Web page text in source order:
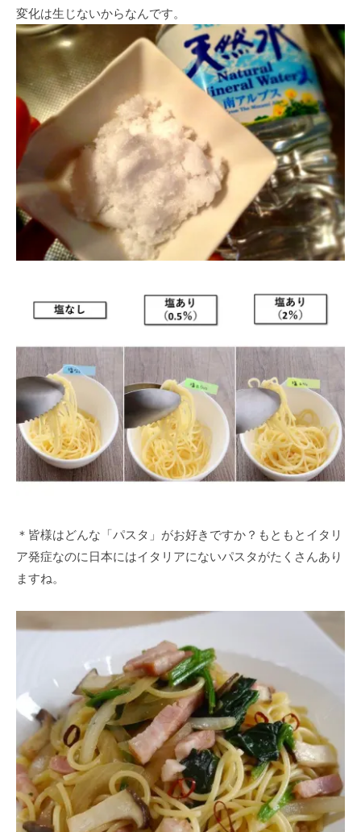
変化は生じないからなんです。
＊皆様はどんな「パスタ」がお好きですか？もともとイタリ
ア発症なのに日本にはイタリアにないパスタがたくさんあり
ますね。